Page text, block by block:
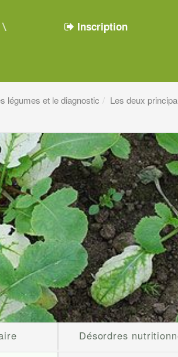
Inscription
légumes et le diagnostic Les deux
Désordres